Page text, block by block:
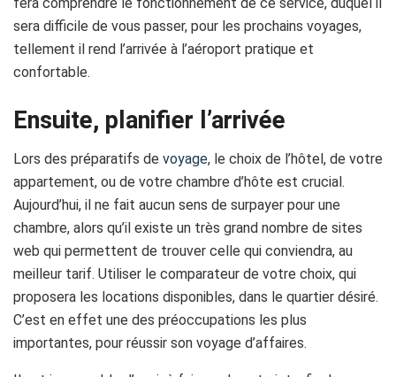
sera difficile de vous passer, pour les prochains voyages,
tellement il rend l’arrivée à l’aéroport pratique et
confortable.
Ensuite, planifier l’arrivée
Lors des préparatifs de voyage, le choix de l’hôtel, de votre
appartement, ou de votre chambre d’hôte est crucial.
Aujourd’hui, il ne fait aucun sens de surpayer pour une
chambre, alors qu’il existe un très grand nombre de sites
web qui permettent de trouver celle qui conviendra, au
meilleur tarif. Utiliser le comparateur de votre choix, qui
proposera les locations disponibles, dans le quartier désiré.
C’est en effet une des préoccupations les plus
importantes, pour réussir son voyage d’affaires.